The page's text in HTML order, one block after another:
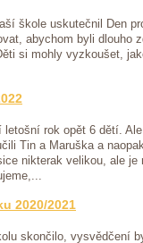
škole uskutečnil Den
abychom byli dlouho
si mohly vyzkoušet,
letošní rok opět 6 dětí.
Tin a Maruška a
nikterak velikou, ale
2020/2021
skončilo, vysvědčení